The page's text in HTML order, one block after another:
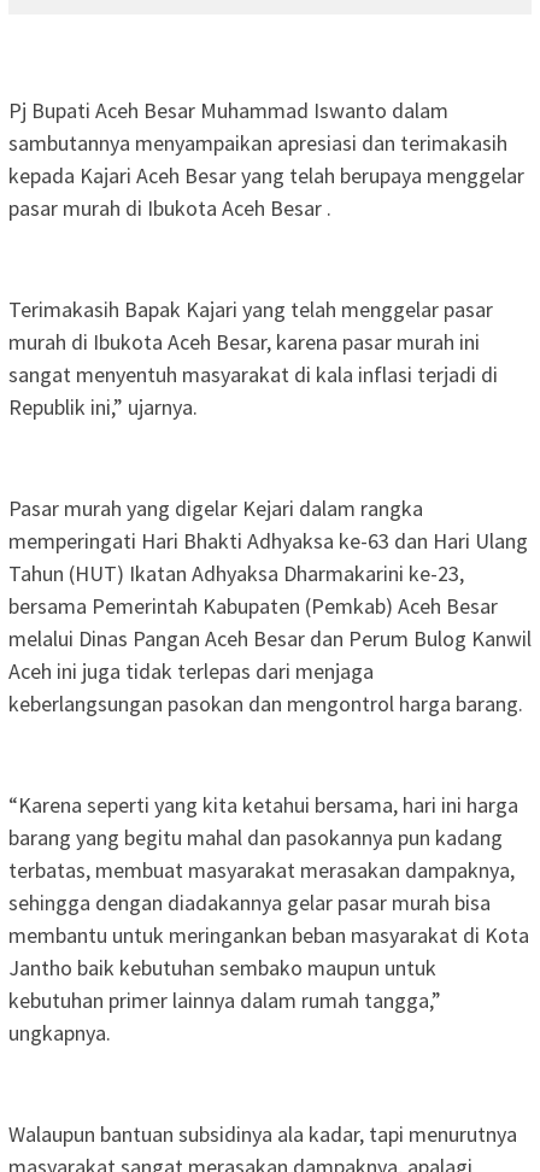
Pj Bupati Aceh Besar Muhammad Iswanto dalam
sambutannya menyampaikan apresiasi dan terimakasih
kepada Kajari Aceh Besar yang telah berupaya menggelar
pasar murah di Ibukota Aceh Besar .
Terimakasih Bapak Kajari yang telah menggelar pasar
murah di Ibukota Aceh Besar, karena pasar murah ini
sangat menyentuh masyarakat di kala inflasi terjadi di
Republik ini,” ujarnya.
Pasar murah yang digelar Kejari dalam rangka
memperingati Hari Bhakti Adhyaksa ke-63 dan Hari Ulang
Tahun (HUT) Ikatan Adhyaksa Dharmakarini ke-23,
bersama Pemerintah Kabupaten (Pemkab) Aceh Besar
melalui Dinas Pangan Aceh Besar dan Perum Bulog Kanwil
Aceh ini juga tidak terlepas dari menjaga
keberlangsungan pasokan dan mengontrol harga barang.
“Karena seperti yang kita ketahui bersama, hari ini harga
barang yang begitu mahal dan pasokannya pun kadang
terbatas, membuat masyarakat merasakan dampaknya,
sehingga dengan diadakannya gelar pasar murah bisa
membantu untuk meringankan beban masyarakat di Kota
Jantho baik kebutuhan sembako maupun untuk
kebutuhan primer lainnya dalam rumah tangga,”
ungkapnya.
Walaupun bantuan subsidinya ala kadar, tapi menurutnya